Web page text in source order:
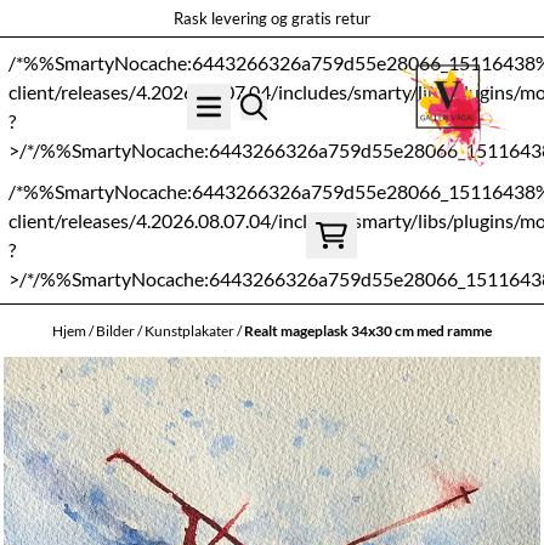
Rask levering og gratis retur
/
client/releases/4.2026.08.07.04/includes/smarty/libs/plugins/
?
>/*/
/
client/releases/4.2026.08.07.04/includes/smarty/libs/plugins/
?
>/*/
Hjem/Bilder/Kunstplakater/Realt mageplask 34x30 cm med ramme